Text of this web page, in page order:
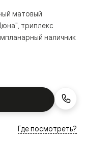
матовый
триплекс
наличник
Где посмотреть?